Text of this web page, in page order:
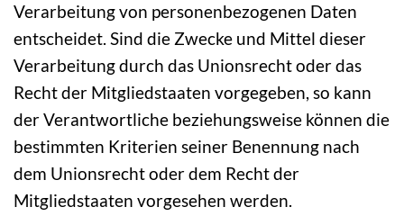
Verarbeitung von personenbezogenen Daten
entscheidet. Sind die Zwecke und Mittel dieser
Verarbeitung durch das Unionsrecht oder das
Recht der Mitgliedstaaten vorgegeben, so kann
der Verantwortliche beziehungsweise können die
bestimmten Kriterien seiner Benennung nach
dem Unionsrecht oder dem Recht der
Mitgliedstaaten vorgesehen werden.